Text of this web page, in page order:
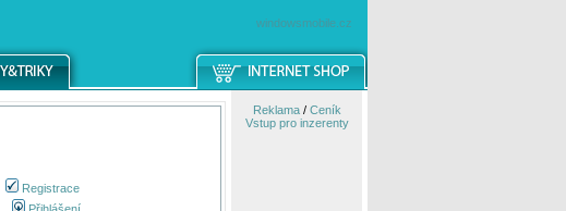
windowsmobile.cz
Registrace
Reklama/ Ceník
Vstup pro inzerenty